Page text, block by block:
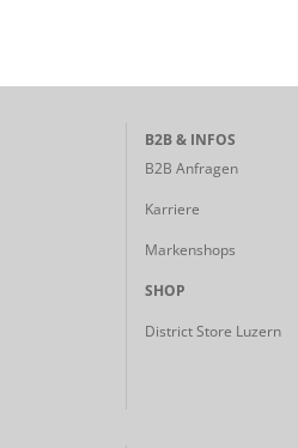
B2B & INFOS
B2B Anfragen
Karriere
Markenshops
SHOP
District Store Luzern